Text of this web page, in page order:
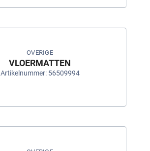
OVERIGE
VLOERMATTEN
Artikelnummer: 56509994